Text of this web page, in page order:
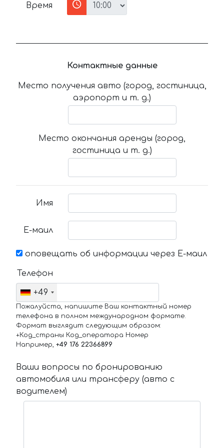
Время
Контактные данные
Место получения авто (город, гостиница,
аэропорт и т. д.)
Место окончания аренды (город,
гостиница и т. д.)
Имя
Е-маил
оповещать об информации через Е-маил
Телефон
+49
Пожалуйста, напишите Ваш контактный номер
телефона в полном международном формате.
Формат выглядит следующим образом:
+Код_страны Код_оператора Номер
Например, +49 176 22366899
Ваши вопросы по бронированию
автомобиля или трансферу (авто с
водителем)